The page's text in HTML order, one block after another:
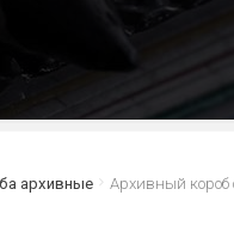
архивные Архивный короб